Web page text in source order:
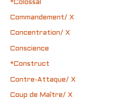
*Colossal
Commandement/ X
Concentration/ X
Conscience
*Construct
Contre-Attaque/ X
Coup de Maître/ X